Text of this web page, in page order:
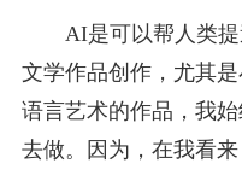
AI是可以帮人类
文学作品创作，尤其
语言艺术的作品，我
去做。因为，在我看